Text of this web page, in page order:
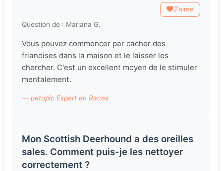
J'aime
Question de : Mariana G.
Vous pouvez commencer par cacher des
friandises dans la maison et le laisser les
chercher. C'est un excellent moyen de le stimuler
mentalement.
— petopic Expert en Races
Mon Scottish Deerhound a des oreilles
sales. Comment puis-je les nettoyer
correctement ?